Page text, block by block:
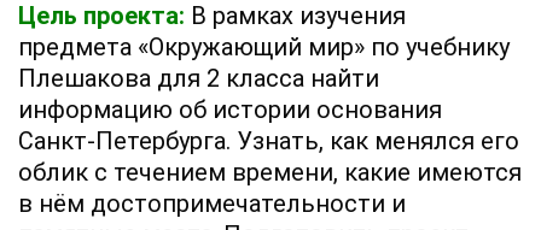
Цель проекта: В рамках изучения
предмета «Окружающий мир» по учебнику
Плешакова для 2 класса найти
информацию об истории основания
Санкт-Петербурга. Узнать, как менялся его
облик с течением времени, какие имеются
в нём достопримечательности и